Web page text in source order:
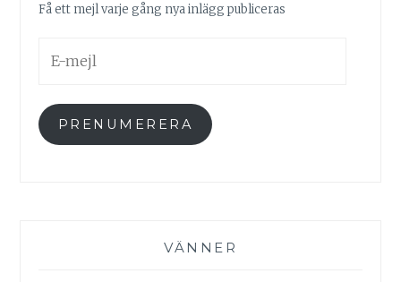
Få ett mejl varje gång nya inlägg publiceras
mejl
PRENUMERERA
VÄNNER